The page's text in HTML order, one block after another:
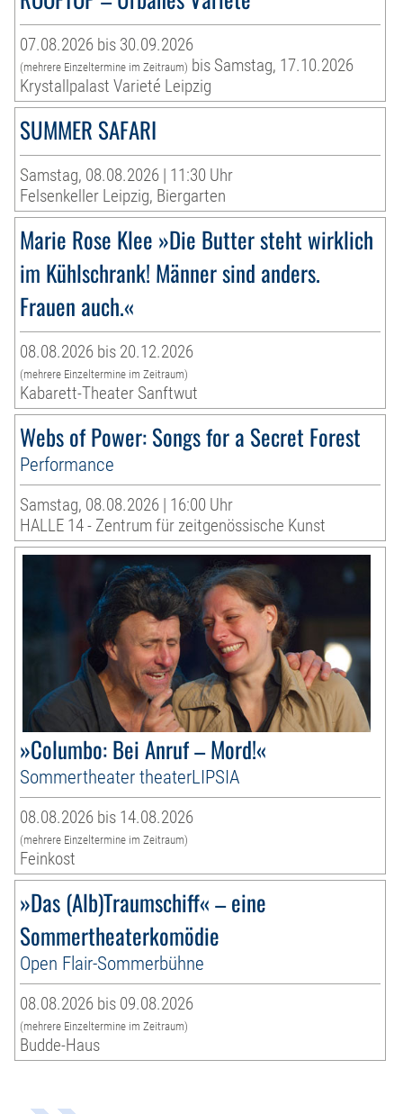
07.08.2026 bis 30.09.2026
(mehrere Einzeltermine im Zeitraum) bis Samstag, 17.10.2026
Krystallpalast Varieté Leipzig
SUMMER SAFARI
Samstag, 08.08.2026 | 11:30 Uhr
Felsenkeller Leipzig, Biergarten
Marie Rose Klee »Die Butter steht wirklich
im Kühlschrank! Männer sind anders.
Frauen auch.«
08.08.2026 bis 20.12.2026
(mehrere Einzeltermine im Zeitraum)
Kabarett-Theater Sanftwut
Webs of Power: Songs for a Secret Forest
Performance
Samstag, 08.08.2026 | 16:00 Uhr
HALLE 14 - Zentrum für zeitgenössische Kunst
»Columbo: Bei Anruf – Mord!«
Sommertheater theaterLIPSIA
08.08.2026 bis 14.08.2026
(mehrere Einzeltermine im Zeitraum)
Feinkost
»Das (Alb)Traumschiff« – eine
Sommertheaterkomödie
Open Flair-Sommerbühne
08.08.2026 bis 09.08.2026
(mehrere Einzeltermine im Zeitraum)
Budde-Haus